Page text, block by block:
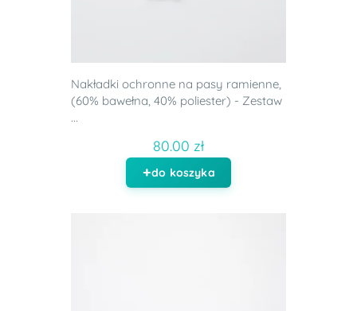
Nakładki ochronne na pasy ramienne,
(60% bawełna, 40% poliester) - Zestaw
...
80.00 zł
do koszyka